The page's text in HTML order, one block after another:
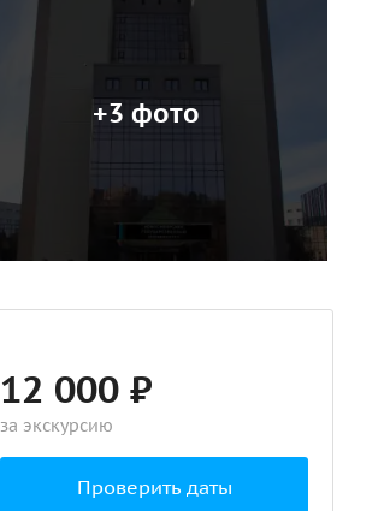
+3 фото
12 000 ₽
за экскурсию
Проверить даты